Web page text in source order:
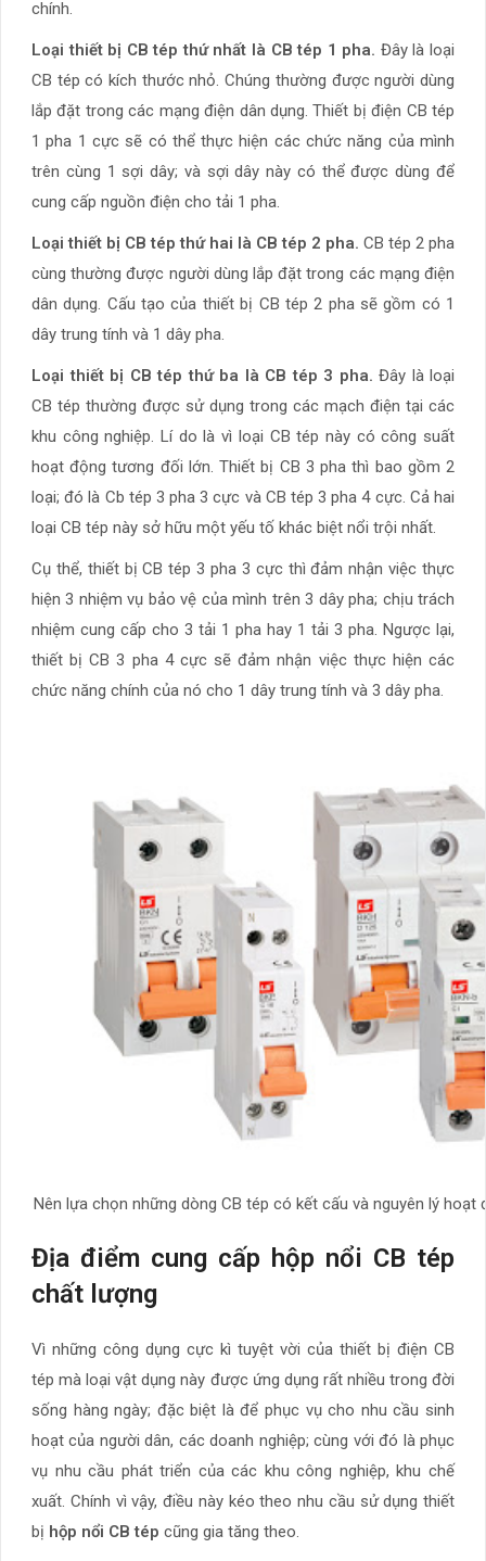
chính.
Loại thiết bị CB tép thứ nhất là CB tép 1 pha. Đây là loại
CB tép có kích thước nhỏ. Chúng thường được người dùng
lắp đặt trong các mạng điện dân dụng. Thiết bị điện CB tép
1 pha 1 cực sẽ có thể thực hiện các chức năng của mình
trên cùng 1 sợi dây; và sợi dây này có thể được dùng để
cung cấp nguồn điện cho tải 1 pha.
Loại thiết bị CB tép thứ hai là CB tép 2 pha. CB tép 2 pha
cùng thường được người dùng lắp đặt trong các mạng điện
dân dụng. Cấu tạo của thiết bị CB tép 2 pha sẽ gồm có 1
dây trung tính và 1 dây pha.
Loại thiết bị CB tép thứ ba là CB tép 3 pha. Đây là loại
CB tép thường được sử dụng trong các mạch điện tại các
khu công nghiệp. Lí do là vì loại CB tép này có công suất
hoạt động tương đối lớn. Thiết bị CB 3 pha thì bao gồm 2
loại; đó là Cb tép 3 pha 3 cực và CB tép 3 pha 4 cực. Cả hai
loại CB tép này sở hữu một yếu tố khác biệt nổi trội nhất.
Cụ thể, thiết bị CB tép 3 pha 3 cực thì đảm nhận việc thực
hiện 3 nhiệm vụ bảo vệ của mình trên 3 dây pha; chịu trách
nhiệm cung cấp cho 3 tải 1 pha hay 1 tải 3 pha. Ngược lại,
thiết bị CB 3 pha 4 cực sẽ đảm nhận việc thực hiện các
chức năng chính của nó cho 1 dây trung tính và 3 dây pha.
Nên lựa chọn những dòng CB tép có kết cấu và nguyên lý
Địa điểm cung cấp hộp nổi CB tép
chất lượng
Vì những công dụng cực kì tuyệt vời của thiết bị điện CB
tép mà loại vật dụng này được ứng dụng rất nhiều trong đời
sống hàng ngày; đặc biệt là để phục vụ cho nhu cầu sinh
hoạt của người dân, các doanh nghiệp; cùng với đó là phục
vụ nhu cầu phát triển của các khu công nghiệp, khu chế
xuất. Chính vì vậy, điều này kéo theo nhu cầu sử dụng thiết
bị hộp nổi CB tép cũng gia tăng theo.